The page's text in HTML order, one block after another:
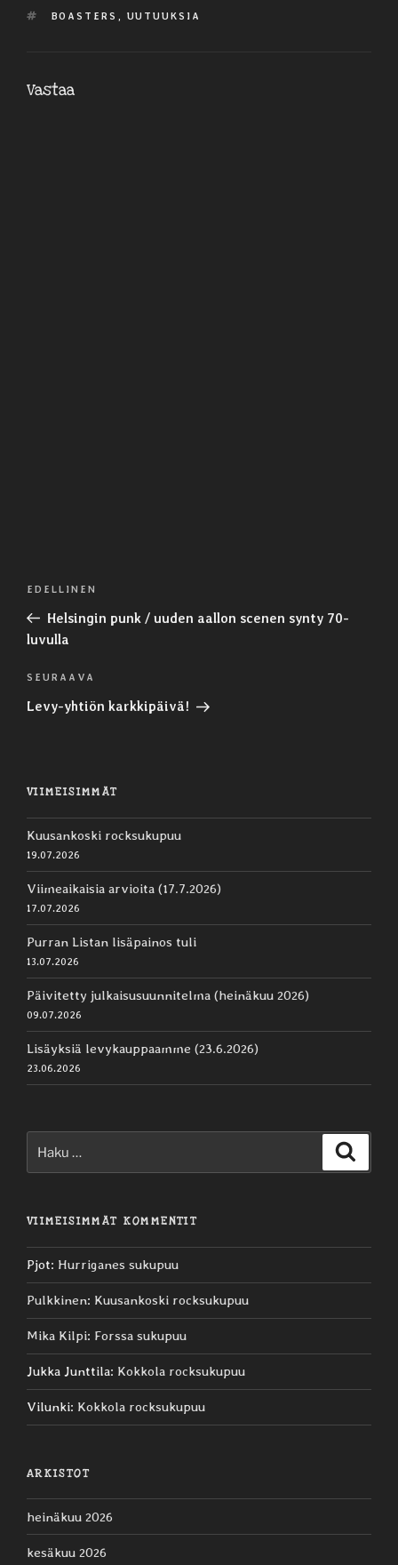
AVAINSANAT
BOASTERS , UUTUUKSIA
Vastaa
Edellinen
artikkeli
EDELLINEN
Helsingin punk / uuden aallon scenen synty 70-
luvulla
Seuraava
artikkeli
SEURAAVA
Levy-yhtiön karkkipäivä!
VIIMEISIMMÄT
Kuusankoski rocksukupuu
19.07.2026
Viimeaikaisia arvioita (17.7.2026)
17.07.2026
Purran Listan lisäpainos tuli
13.07.2026
Päivitetty julkaisusuunnitelma (heinäkuu 2026)
09.07.2026
Lisäyksiä levykauppaamme (23.6.2026)
23.06.2026
VIIMEISIMMÄT KOMMENTIT
Pjot: Hurriganes sukupuu
Pulkkinen: Kuusankoski rocksukupuu
Mika Kilpi: Forssa sukupuu
Jukka Junttila: Kokkola rocksukupuu
Vilunki: Kokkola rocksukupuu
ARKISTOT
heinäkuu 2026
kesäkuu 2026